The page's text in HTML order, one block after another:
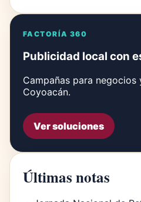
FACTORÍA 360
Publicidad local con
Campañas para negocios
Coyoacán.
Ver soluciones
Últimas notas